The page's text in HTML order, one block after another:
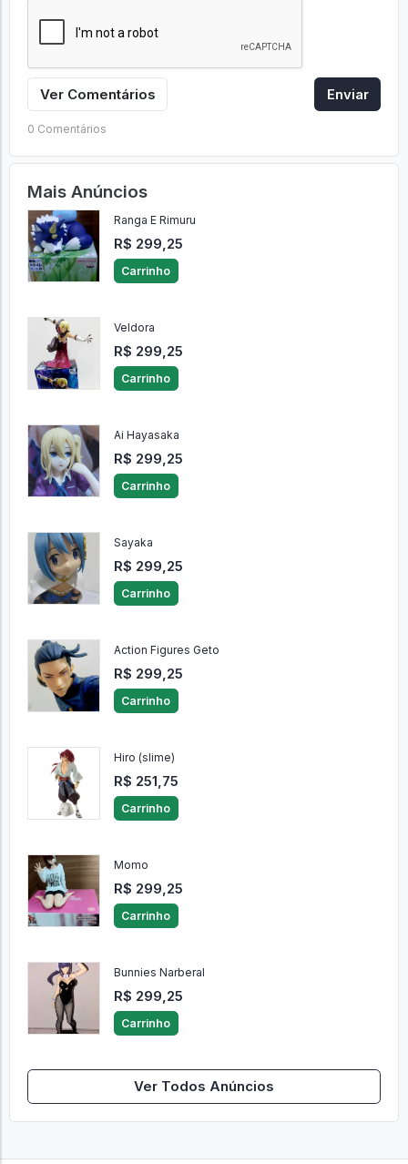
Ver Comentários Enviar
0 Comentários
Mais Anúncios
Ranga E Rimuru
R$ 299,25
Carrinho
Veldora
R$ 299,25
Carrinho
Ai Hayasaka
R$ 299,25
Carrinho
Sayaka
R$ 299,25
Carrinho
Action Figures Geto
R$ 299,25
Carrinho
Hiro (slime)
R$ 251,75
Carrinho
Momo
R$ 299,25
Carrinho
Bunnies Narberal
R$ 299,25
Carrinho
Ver Todos Anúncios